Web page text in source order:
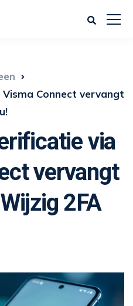
Connect vervangt
via
vervangt
2FA